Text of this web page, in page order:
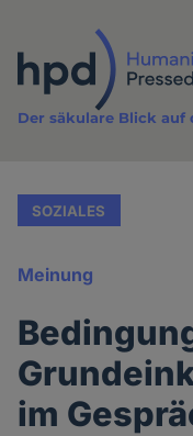
Inhalt
Der säkulare Blick auf
SOZIALES
Meinung
im